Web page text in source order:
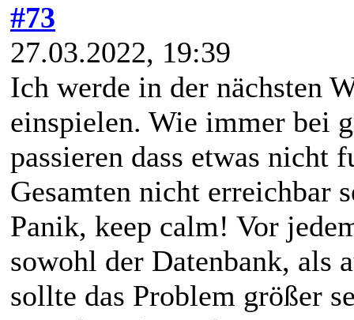
#73
27.03.2022, 19:39
Ich werde in der nächsten
einspielen. Wie immer bei
passieren dass etwas nicht
Gesamten nicht erreichbar
Panik, keep calm! Vor
sowohl der Datenbank, als
sollte das Problem größer